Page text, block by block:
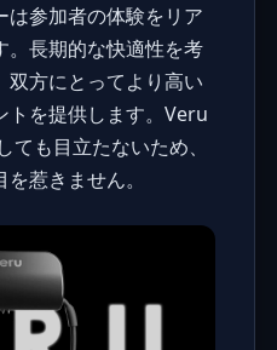
は参加者の体験をリア
。長期的な快適性を考
双方にとってより高い
トを提供します。Veru
も目立たないため、
惹きません。